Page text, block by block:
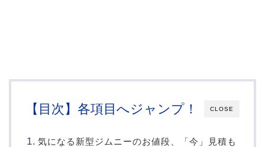
CLOSE
【目次】各項目へジャンプ！
気になる新型ジムニーのお値段、「今」見積も